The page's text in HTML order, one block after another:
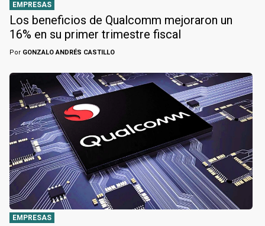
EMPRESAS
Los beneficios de Qualcomm mejoraron un
16% en su primer trimestre fiscal
Por GONZALO ANDRÉS CASTILLO
EMPRESAS